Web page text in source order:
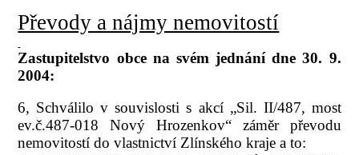
Převody a nájmy nemovitostí
Zastupitelstvo obce na svém jednání dne 30. 9.
2004:
6, Schválilo v souvislosti s akcí „Sil. II/487, most
ev.č.487-018 Nový Hrozenkov“ záměr převodu
nemovitostí do vlastnictví Zlínského kraje a to: